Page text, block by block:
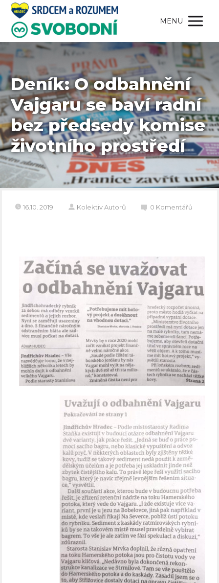
MENU
Deník: O odbahnění
Vajgaru se baví radní
bez předsedy komise
životního prostředí
16.10. 2019 Kolektiv Autorů 0 Komentářů